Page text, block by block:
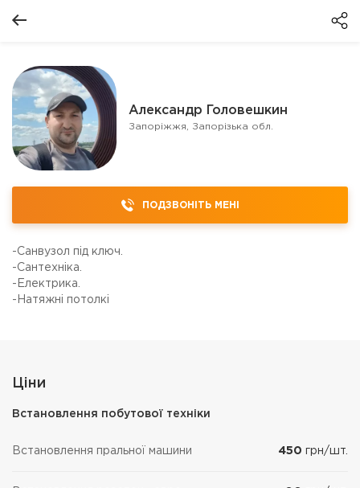
Александр Головешкин
Запоріжжя, Запорізька обл.
ПОДЗВОНІТЬ МЕНІ
-Санвузол під ключ.
-Сантехніка.
-Електрика.
-Натяжні потолкі
Ціни
Встановлення побутової техніки
Встановлення пральної машини 450 грн/шт.